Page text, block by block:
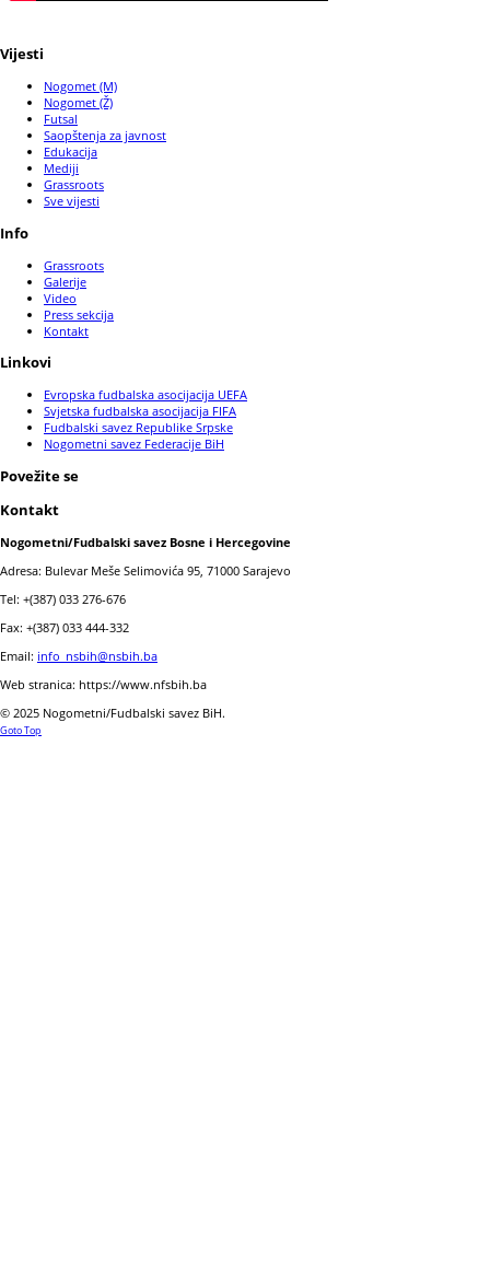
Vijesti
Nogomet (M)
Nogomet (Ž)
Futsal
Saopštenja za javnost
Edukacija
Mediji
Grassroots
Sve vijesti
Info
Grassroots
Galerije
Video
Press sekcija
Kontakt
Linkovi
Evropska fudbalska asocijacija UEFA
Svjetska fudbalska asocijacija FIFA
Fudbalski savez Republike Srpske
Nogometni savez Federacije BiH
Povežite se
Kontakt
Nogometni/Fudbalski savez Bosne i Hercegovine
Adresa: Bulevar Meše Selimovića 95, 71000 Sarajevo
Tel: +(387) 033 276-676
Fax: +(387) 033 444-332
Email: info_nsbih@nsbih.ba
Web stranica: https://www.nfsbih.ba
© 2025 Nogometni/Fudbalski savez BiH.
Goto Top